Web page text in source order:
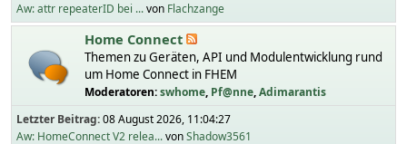
Aw: attr repeaterID bei ...von Flachzange
Home Connect
Themen zu Geräten, API und Modulentwicklung rund
um Home Connect in FHEM
Moderatoren:swhome, Pf@nne,Adimarantis
Letzter Beitrag:08 August 2026, 11:04:27
Aw: HomeConnect V2 relea...vonShadow3561